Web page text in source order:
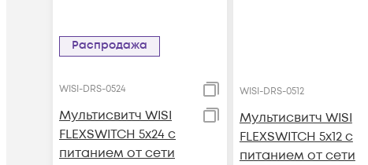
Распродажа
WISI-DRS-0524
Мультисвитч WISI
FLEXSWITCH 5х24 с
питанием от сети
WISI-DRS-0512
Мультисвитч WISI
FLEXSWITCH 5х12 с
питанием от сети